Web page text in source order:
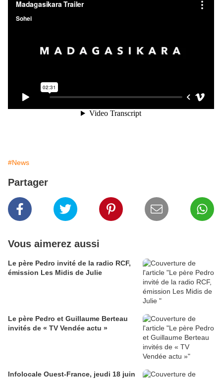
#News
Partager
Vous aimerez aussi
Le père Pedro invité de la radio RCF,
émission Les Midis de Julie
Le père Pedro et Guillaume Berteau
invités de « TV Vendée actu »
Infolocale Ouest-France, jeudi 18 juin